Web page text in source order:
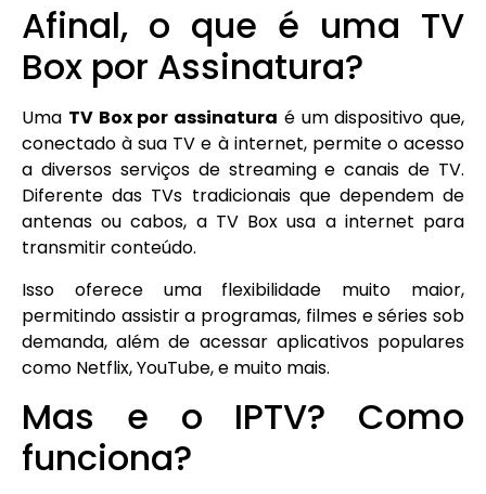
Afinal, o que é uma TV
Box por Assinatura?
Uma TV Box por assinatura é um dispositivo que,
conectado à sua TV e à internet, permite o acesso
a diversos serviços de streaming e canais de TV.
Diferente das TVs tradicionais que dependem de
antenas ou cabos, a TV Box usa a internet para
transmitir conteúdo.
Isso oferece uma flexibilidade muito maior,
permitindo assistir a programas, filmes e séries sob
demanda, além de acessar aplicativos populares
como Netflix, YouTube, e muito mais.
Mas e o IPTV? Como
funciona?